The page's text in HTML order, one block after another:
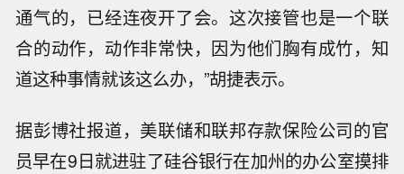
通气的，已经连夜开了会。这次接管也是一个联
合的动作，动作非常快，因为他们胸有成竹，知
道这种事情就该这么办，”胡捷表示。
据彭博社报道，美联储和联邦存款保险公司的官
员早在9日就进驻了硅谷银行在加州的办公室摸排